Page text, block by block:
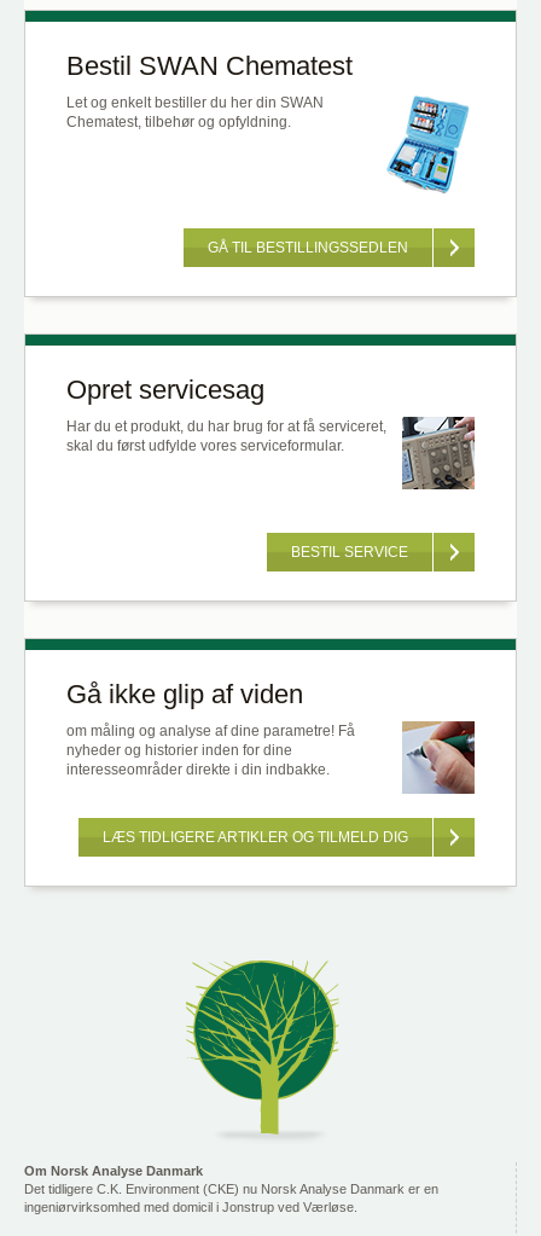
Bestil SWAN Chematest
Let og enkelt bestiller du her din SWAN
Chematest, tilbehør og opfyldning.
GÅ TIL BESTILLINGSSEDLEN
Opret servicesag
Har du et produkt, du har brug for at få serviceret,
skal du først udfylde vores serviceformular.
BESTIL SERVICE
Gå ikke glip af viden
om måling og analyse af dine parametre! Få
nyheder og historier inden for dine
interesseområder direkte i din indbakke.
LÆS TIDLIGERE ARTIKLER OG TILMELD DIG
Om Norsk Analyse Danmark
Det tidligere C.K. Environment (CKE) nu Norsk Analyse Danmark er en
ingeniørvirksomhed med domicil i Jonstrup ved Værløse.